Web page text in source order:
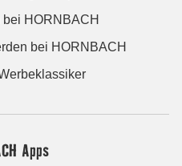
bei HORNBACH
bei HORNBACH
Apps